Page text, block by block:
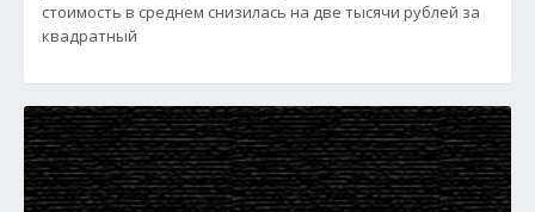
стоимость в среднем снизилась на две тысячи рублей за
квадратный